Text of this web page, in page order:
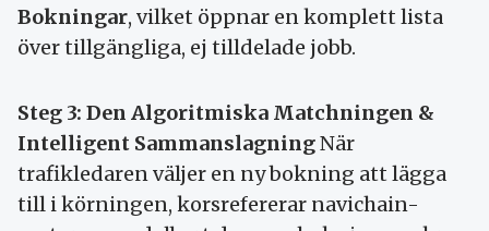
Bokningar, vilket öppnar en komplett lista
över tillgängliga, ej tilldelade jobb.
Steg 3: Den Algoritmiska Matchningen &
Intelligent SammanslagningNär
trafikledaren väljer en ny bokning att lägga
till i körningen, korsrefererar navichain-